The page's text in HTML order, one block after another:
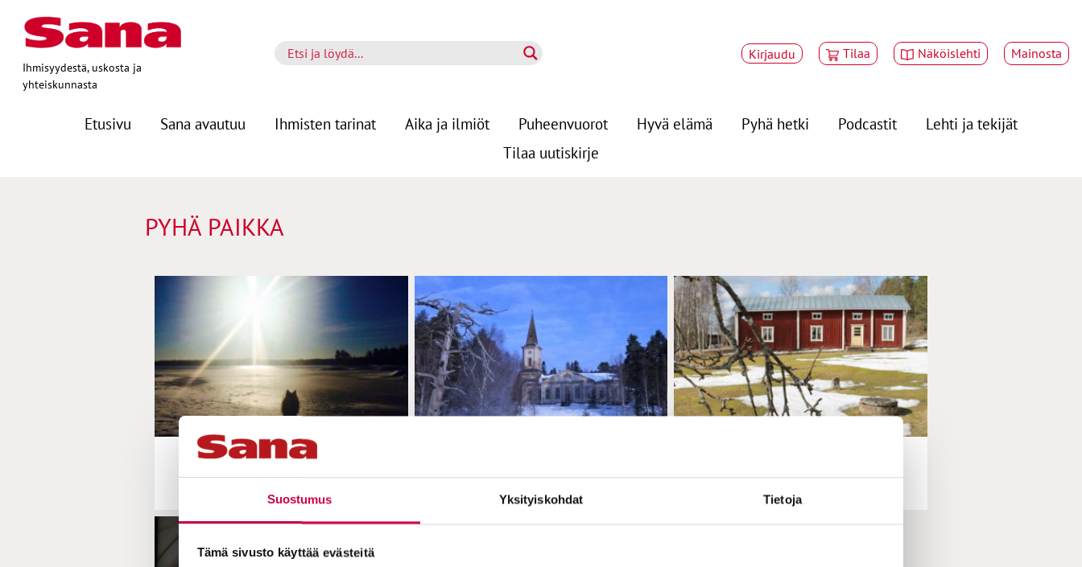
Suostumus Yksityiskohdat Tietoja
Tämä sivusto käyttää evästeitä
Ihmisyydestä, uskosta ja
yhteiskunnasta
Kirjaudu Tilaa Näköislehti Mainosta
Etusivu Sana avautuu Ihmisten tarinat Aika ja ilmiöt Puheenvuorot Hyvä elämä Pyhä hetki Podcastit
Lehti ja tekijät
Tilaa uutiskirje
PYHÄ PAIKKA
PYHÄ PAIKKA | 09.05.2023